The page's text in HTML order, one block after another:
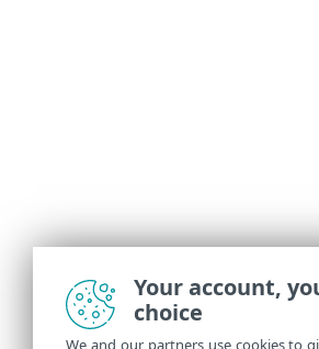
Your account,
choice
We and our partners use cookies to